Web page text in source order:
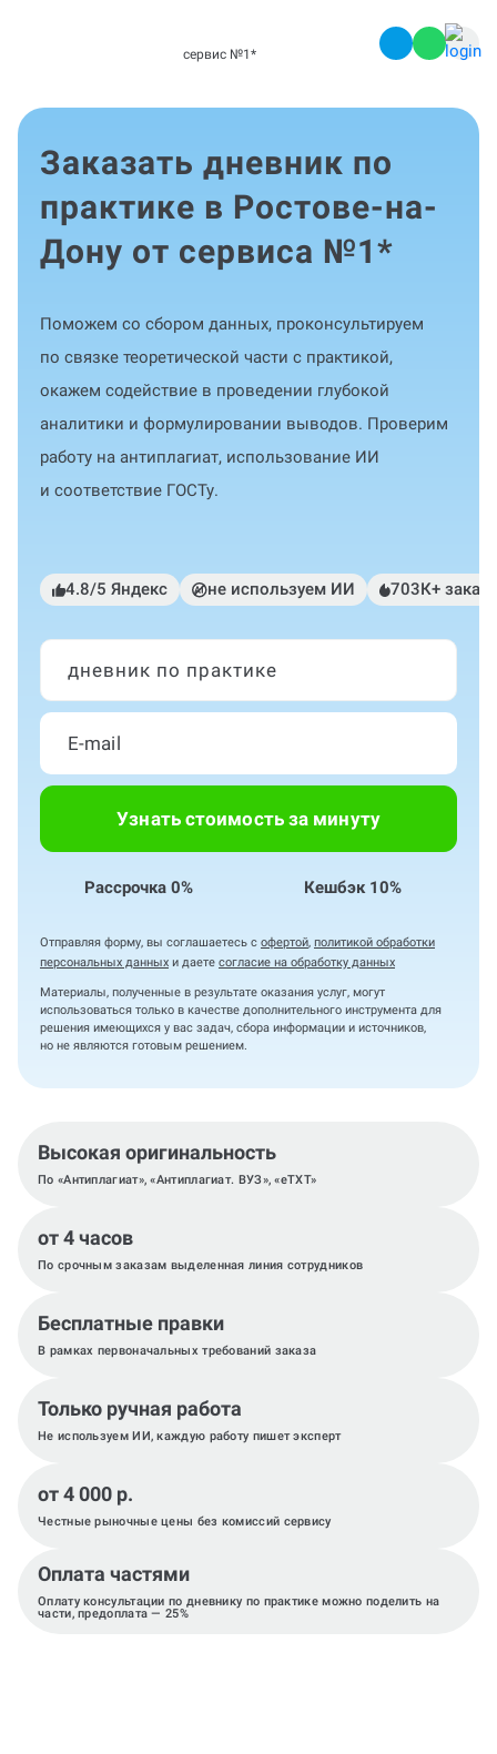
сервис №1 *
Заказать дневник по
практике в Ростове-на-
Дону от сервиса №1*
Поможем со сбором данных, проконсультируем
по связке теоретической части с практикой,
окажем содействие в проведении глубокой
аналитики и формулировании выводов. Проверим
работу на антиплагиат, использование ИИ
и соответствие ГОСТу.
4.8/5 Яндекс не используем ИИ 703К+
дневник по практике
Узнать стоимость за минуту
Рассрочка 0% Кешбэк 10%
Отправляя форму, вы соглашаетесь с офертой, политикой обработки
персональных данных и даете согласие на обработку данных
Материалы, полученные в результате оказания услуг, могут
использоваться только в качестве дополнительного инструмента для
решения имеющихся у вас задач, сбора информации и источников,
но не являются готовым решением.
Высокая оригинальность
По «Антиплагиат», «Антиплагиат. ВУЗ», «eTXT»
от 4 часов
По срочным заказам выделенная линия сотрудников
Бесплатные правки
В рамках первоначальных требований заказа
Только ручная работа
Не используем ИИ, каждую работу пишет эксперт
от 4 000 р.
Честные рыночные цены без комиссий сервису
Оплата частями
Оплату консультации по дневнику по практике можно поделить на
части, предоплата — 25%